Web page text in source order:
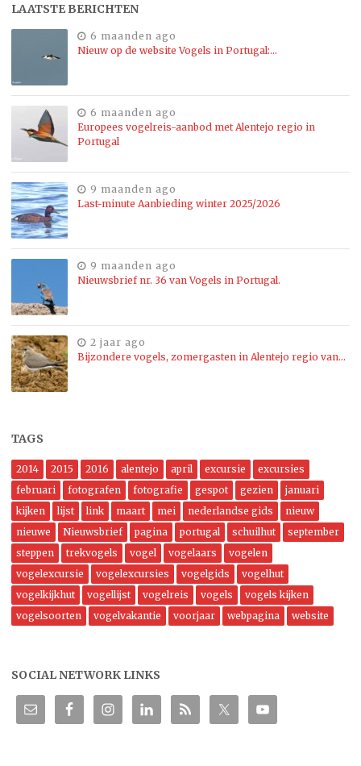
LAATSTE BERICHTEN
6 maanden ago
Nieuw op de website Vogels in Portugal:…
6 maanden ago
Europees vogelreis-aanbod met Alentejo regio in
Portugal
9 maanden ago
Last-minute Aanbieding winter 2025/2026
9 maanden ago
Nieuwsbrief nr. 36 van Vogels in Portugal.
2 jaar ago
Bijzondere vogels, zomergasten in Alentejo regio van…
TAGS
2014 2015 2016 alentejo april excursie
excursies
februari
fotografen fotografie gespot gezien
januari
kijken
lijst link maart mei nederlandse gids
nieuw
nieuwe
Nieuwsbrief pagina portugal schuilhut
september
steppen
trekvogels vogel vogelaars
vogelen
vogelexcursie
vogelexcursies vogelgids
vogelhut
vogelkijkhut
vogellijst vogelreis vogels
vogels kijken
vogelsoorten
vogelvakantie voorjaar webpagina website
SOCIAL NETWORK LINKS